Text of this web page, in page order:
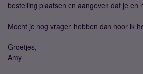
bestelling plaatsen en aangeven dat je en
Mocht je nog vragen hebben dan hoor ik
Groetjes,
Amy